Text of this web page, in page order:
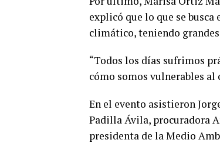
explicó que lo que se
climático, teniendo
“Todos los días sufrimos
cómo somos vulnerables al
En el evento asistieron
Padilla Ávila, procuradora
presidenta de la Medio